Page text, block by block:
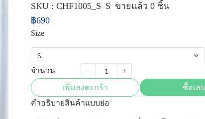
SKU : CHF1005_S S ขายแล้ว 0 ชิ้น
฿690
Size
S
จำนวน
เพิ่มลงตะกร้า
ซื้อเลย
คำอธิบายสินค้าแบบย่อ